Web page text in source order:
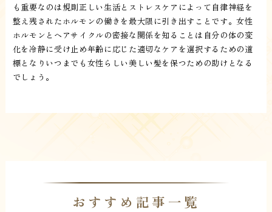
も重要なのは規則正しい生活とストレスケアによって自律神経を
整え残されたホルモンの働きを最大限に引き出すことです。女性
ホルモンとヘアサイクルの密接な関係を知ることは自分の体の変
化を冷静に受け止め年齢に応じた適切なケアを選択するための道
標となりいつまでも女性らしい美しい髪を保つための助けとなる
でしょう。
おすすめ記事一覧